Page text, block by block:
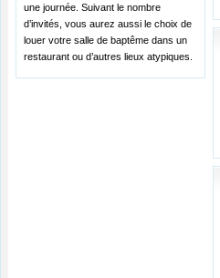
une journée. Suivant le nombre
d’invités, vous aurez aussi le choix de
louer votre salle de baptême dans un
restaurant ou d’autres lieux atypiques.